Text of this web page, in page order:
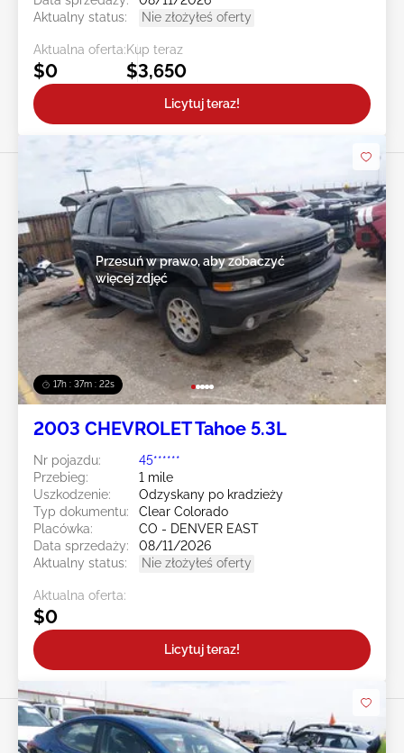
Aktualny status:
Nie złożyłeś oferty
Aktualna oferta:
$0
Kup teraz
$3,650
Licytuj teraz!
17h : 37m : 19s
Przesuń w prawo, aby zobaczyć
więcej zdjęć
2003 CHEVROLET Tahoe 5.3L
Nr pojazdu:
45******
Przebieg:
1 mile
Uszkodzenie:
Odzyskany po kradzieży
Typ dokumentu:
Clear Colorado
Placówka:
CO - DENVER EAST
Data sprzedaży:
08/11/2026
Aktualny status:
Nie złożyłeś oferty
Aktualna oferta:
$0
Licytuj teraz!